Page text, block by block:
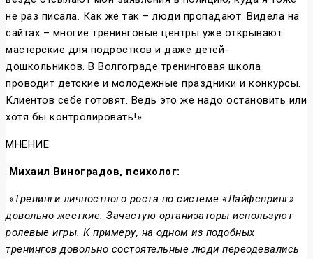
не раз писала. Как же так – люди пропадают. Видела на
сайтах – многие тренинговые центры уже открывают
мастерские для подростков и даже детей-
дошкольников. В Волгограде тренинговая школа
проводит детские и молодежные праздники и конкурсы.
Клиентов себе готовят. Ведь это же надо остановить или
хотя бы контролировать!»
МНЕНИЕ
Михаил Виноградов, психолог:
«Тренинги личностного роста по системе «Лайфспринг»
довольно жесткие. Зачастую организаторы используют
ролевые игры. К примеру, на одном из подобных
тренингов довольно состоятельные люди переодевались